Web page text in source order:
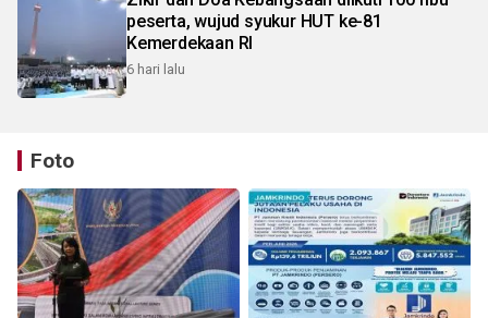
peserta, wujud syukur HUT ke-81
Kemerdekaan RI
6 hari lalu
Foto